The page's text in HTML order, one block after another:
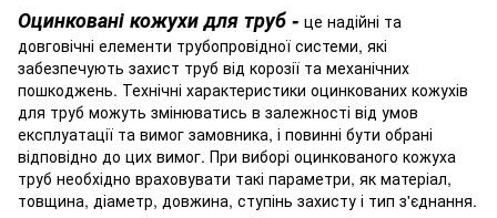
Оцинковані кожухи для труб - це надійні та
довговічні елементи трубопровідної системи, які
забезпечують захист труб від корозії та механічних
пошкоджень. Технічні характеристики оцинкованих кожухів
для труб можуть змінюватись в залежності від умов
експлуатації та вимог замовника, і повинні бути обрані
відповідно до цих вимог. При виборі оцинкованого кожуха
труб необхідно враховувати такі параметри, як матеріал,
товщина, діаметр, довжина, ступінь захисту і тип з'єднання.